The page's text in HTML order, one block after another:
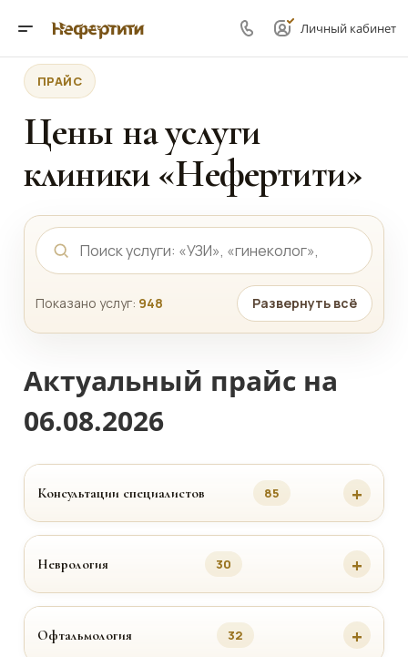
Личный кабинет
ПРАЙС
Цены на услуги
клиники «Нефертити»
Показано услуг: 948 Развернуть всё
Актуальный прайс на
06.08.2026
Консультации специалистов 85
Неврология 30
Офтальмология 32